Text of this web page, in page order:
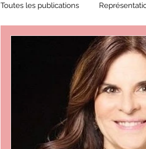
Toutes les publications
ZoneCulture
ZoneCulture 2018-2019
ZoneCulture 2022-2023